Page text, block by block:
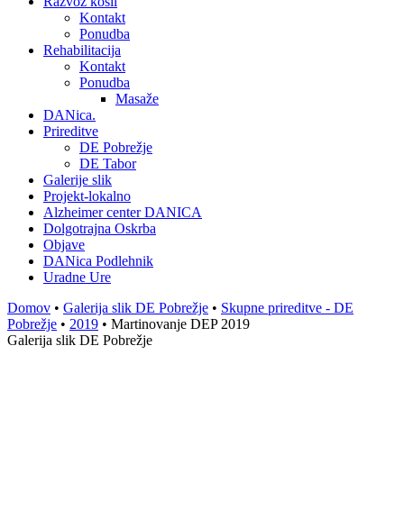
Kontakt
Ponudba
Rehabilitacija
Kontakt
Ponudba
Masaže
DANica.
Prireditve
DE Pobrežje
DE Tabor
Galerije slik
Projekt-lokalno
Alzheimer center DANICA
Dolgotrajna Oskrba
Objave
DANica Podlehnik
Uradne Ure
Domov • Galerija slik DE Pobrežje • Skupne prireditve - DE
Pobrežje • 2019 • Martinovanje DEP 2019
Galerija slik DE Pobrežje